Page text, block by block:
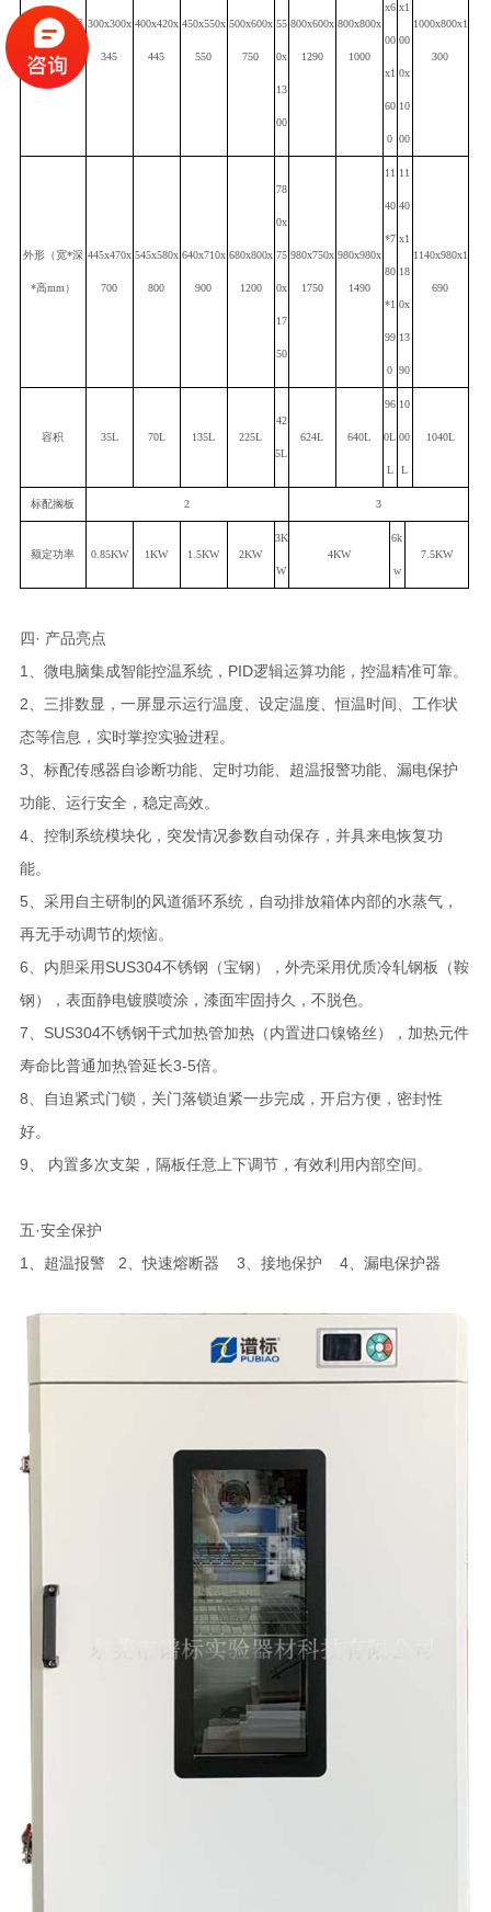
内腔（宽*深
*高mm）
300x300x
345
400x420x
445
450x550x
550
500x600x
750
55
0x
13
00
800x600x
1290
800x800x
1000
x6
00
x1
60
0
x1
00
0x
10
00
1000x800x1
300
外形（宽*深
*高mm）
445x470x
700
545x580x
800
640x710x
900
680x800x
1200
78
0x
75
0x
17
50
980x750x
1750
980x980x
1490
11
40
*7
80
*1
99
0
11
40
x1
18
0x
13
90
1140x980x1
690
容积 35L 70L 135L 225L
42
5L
624L 640L
96
0L
L
10
00
L
1040L
标配搁板 2 3
额定功率 0. 85KW 1KW 1.5KW 2KW
3K
W
4KW
6k
w
7.5KW
四· 产品亮点
1、微电脑集成智能控温系统，PID逻辑运算功能，控温精准可靠。
2、三排数显，一屏显示运行温度、设定温度、恒温时间、工作状
态等信息，实时掌控实验进程。
3、标配传感器自诊断功能、定时功能、超温报警功能、漏电保护
功能、运行安全，稳定高效。
4、控制系统模块化，突发情况参数自动保存，并具来电恢复功
能。
5、采用自主研制的风道循环系统，自动排放箱体内部的水蒸气，
再无手动调节的烦恼。
6、内胆采用SUS304不锈钢（宝钢），外壳采用优质冷轧钢板（鞍
钢），表面静电镀膜喷涂，漆面牢固持久，不脱色。
7、SUS304不锈钢干式加热管加热（内置进口镍铬丝），加热元件
寿命比普通加热管延长3-5倍。
8、自迫紧式门锁，关门落锁迫紧一步完成，开启方便，密封性
好。
9、 内置多次支架，隔板任意上下调节，有效利用内部空间。
五·安全保护
1、超温报警 2、快速熔断器 3、接地保护 4、漏电保护器